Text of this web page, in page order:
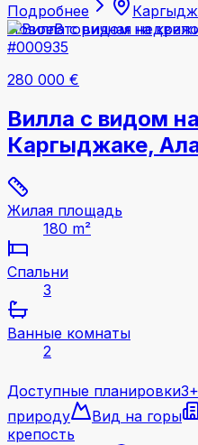
Подробнее
НовоеВторичная
#000935
280 000 €
Вилла с видом
Каргыджаке,
Жилая площадь
180 m²
Спальни
3
Ванные комнаты
2
Доступные планировки
природу
Вид на горы
крепость